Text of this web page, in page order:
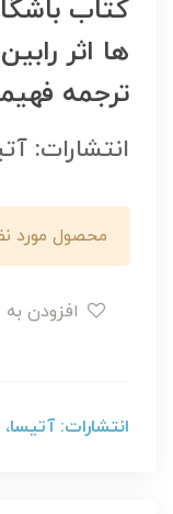
کتاب
ها اثر
ترجمه
انتشارات:
محصول مورد
انتشارات: